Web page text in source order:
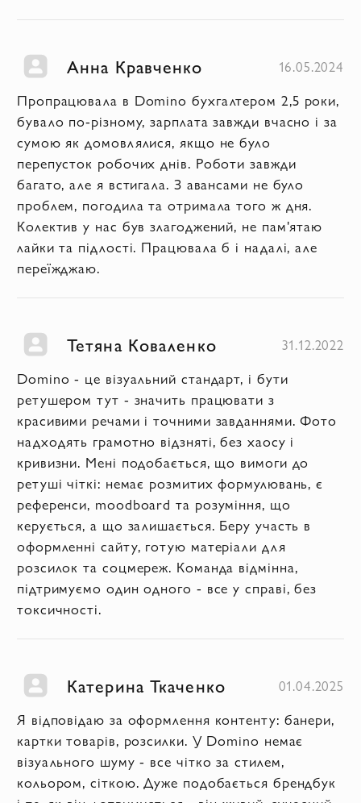
Анна Кравченко 16.05.2024
Пропрацювала в Domino бухгалтером 2,5 роки,
бувало по-різному, зарплата завжди вчасно і за
сумою як домовлялися, якщо не було
перепусток робочих днів. Роботи завжди
багато, але я встигала. З авансами не було
проблем, погодила та отримала того ж дня.
Колектив у нас був злагоджений, не пам'ятаю
лайки та підлості. Працювала б і надалі, але
переїжджаю.
Тетяна Коваленко 31.12.2022
Domino - це візуальний стандарт, і бути
ретушером тут - значить працювати з
красивими речами і точними завданнями. Фото
надходять грамотно відзняті, без хаосу і
кривизни. Мені подобається, що вимоги до
ретуші чіткі: немає розмитих формулювань, є
референси, moodboard та розуміння, що
керується, а що залишається. Беру участь в
оформленні сайту, готую матеріали для
розсилок та соцмереж. Команда відмінна,
підтримуємо один одного - все у справі, без
токсичності.
Катерина Ткаченко 01.04.2025
Я відповідаю за оформлення контенту: банери,
картки товарів, розсилки. У Domino немає
візуального шуму - все чітко за стилем,
кольором, сіткою. Дуже подобається брендбук